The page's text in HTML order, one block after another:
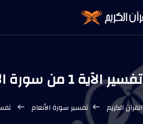
تفسير الآية 1 من سورة الأنعام - التفسير الوسيط
القرآن الكريم تفسير سورة الأنعام تفسير الآية